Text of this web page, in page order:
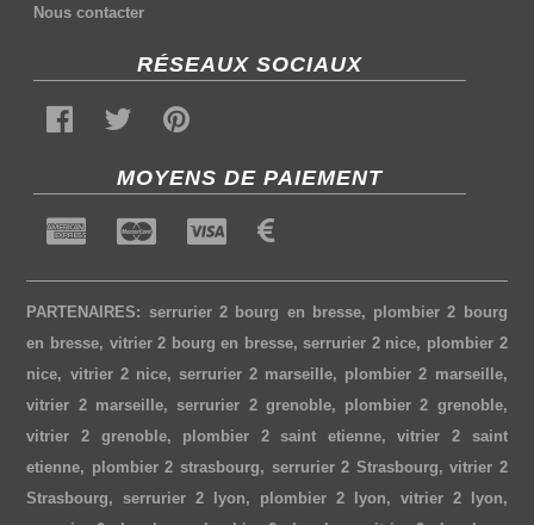
Nous contacter
RÉSEAUX SOCIAUX
MOYENS DE PAIEMENT
PARTENAIRES: serrurier 2 bourg en bresse, plombier 2 bourg
en bresse, vitrier 2 bourg en bresse,serrurier 2 nice, plombier 2
nice, vitrier 2 nice, serrurier 2 marseille, plombier 2 marseille,
vitrier 2 marseille,serrurier 2 grenoble, plombier 2 grenoble,
vitrier 2 grenoble, plombier 2 saint etienne,vitrier 2 saint
etienne, plombier 2 strasbourg, serrurier 2 Strasbourg,vitrier 2
Strasbourg,serrurier 2 lyon, plombier 2 lyon, vitrier 2 lyon,